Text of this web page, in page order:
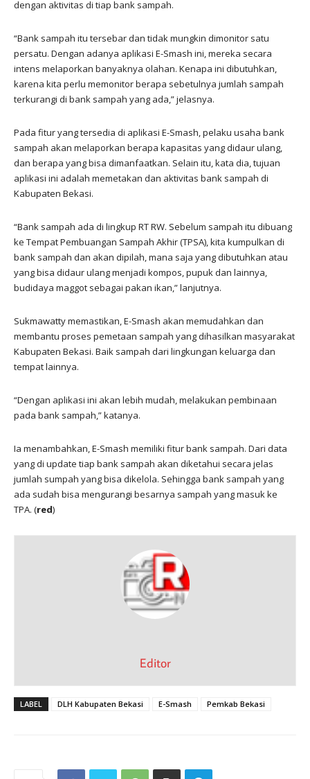
dengan aktivitas di tiap bank sampah.
“Bank sampah itu tersebar dan tidak mungkin dimonitor satu
persatu. Dengan adanya aplikasi E-Smash ini, mereka secara
intens melaporkan banyaknya olahan. Kenapa ini dibutuhkan,
karena kita perlu memonitor berapa sebetulnya jumlah sampah
terkurangi di bank sampah yang ada,” jelasnya.
Pada fitur yang tersedia di aplikasi E-Smash, pelaku usaha bank
sampah akan melaporkan berapa kapasitas yang didaur ulang,
dan berapa yang bisa dimanfaatkan. Selain itu, kata dia, tujuan
aplikasi ini adalah memetakan dan aktivitas bank sampah di
Kabupaten Bekasi.
“Bank sampah ada di lingkup RT RW. Sebelum sampah itu dibuang
ke Tempat Pembuangan Sampah Akhir (TPSA), kita kumpulkan di
bank sampah dan akan dipilah, mana saja yang dibutuhkan atau
yang bisa didaur ulang menjadi kompos, pupuk dan lainnya,
budidaya maggot sebagai pakan ikan,” lanjutnya.
Sukmawatty memastikan, E-Smash akan memudahkan dan
membantu proses pemetaan sampah yang dihasilkan masyarakat
Kabupaten Bekasi. Baik sampah dari lingkungan keluarga dan
tempat lainnya.
“Dengan aplikasi ini akan lebih mudah, melakukan pembinaan
pada bank sampah,” katanya.
Ia menambahkan, E-Smash memiliki fitur bank sampah. Dari data
yang di update tiap bank sampah akan diketahui secara jelas
jumlah sumpah yang bisa dikelola. Sehingga bank sampah yang
ada sudah bisa mengurangi besarnya sampah yang masuk ke
TPA. (red)
Editor
LABEL DLH Kabupaten Bekasi E-Smash Pemkab Bekasi